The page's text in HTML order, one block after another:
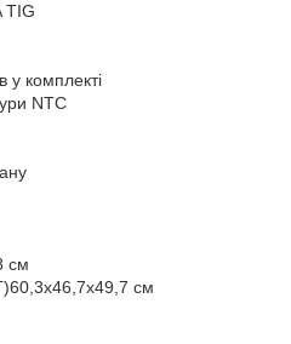
TIG
у комплекті
NTC
см
см